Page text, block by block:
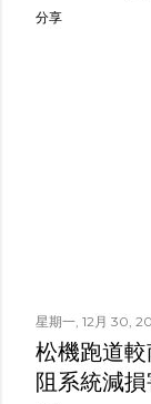
分享
星期一, 12月 30,
松機跑道
阻系統減